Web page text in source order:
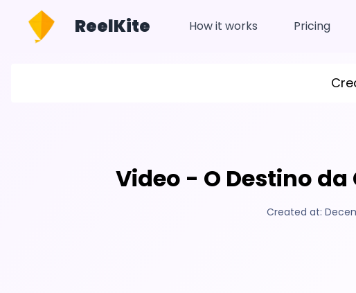
ReelKite How it works Pricing
Video - O Destino
Created at: